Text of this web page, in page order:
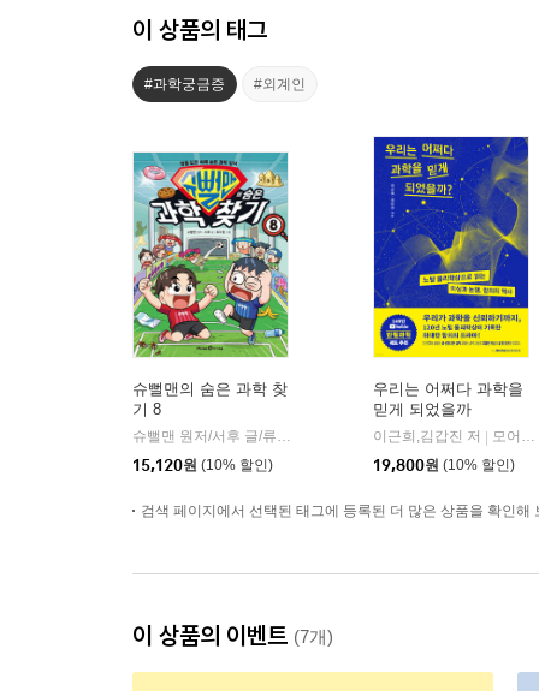
이 상품의 태그
#과학궁금증 #외계인
슈뻘맨의 숨은 과학 찾
기 8
슈뻘맨 원저/서후 글/류수형 그림/샌드박스네트워크,정재형 감수
15,120원 (10% 할인)
우리는 어쩌다 과학을
믿게 되었을까
이근희,김갑진 저
모어사이언스
19,800원 (10% 할인)
검색 페이지에서 선택된 태그에 등록된 더 많은 상품을 확인해
이 상품의 이벤트 (7개)